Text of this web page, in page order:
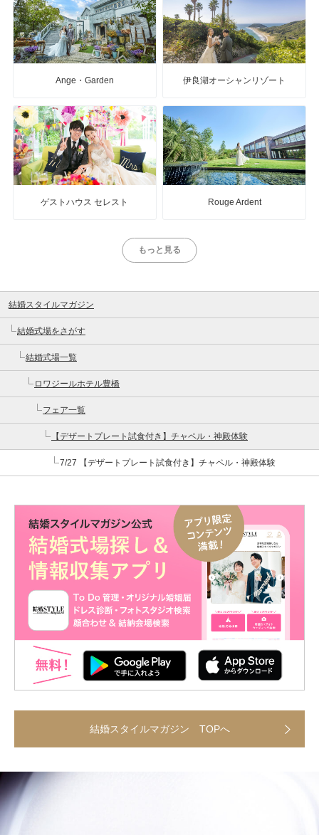
Ange・Garden 伊良湖オーシャンリゾート
ゲストハウス セレスト Rouge Ardent
もっと見る
結婚スタイルマガジン
結婚式場をさがす
結婚式場一覧
ロワジールホテル豊橋
フェア一覧
【デザートプレート試食付き】チャペル・神殿体験
7/27 【デザートプレート試食付き】チャペル・神殿体験
結婚スタイルマガジン TOPへ